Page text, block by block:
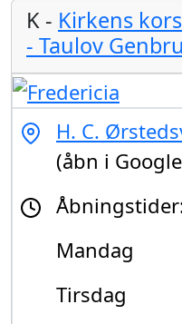
K - Kirkens
- Taulov
H. C.
(åbn i
Mandag
Tirsdag